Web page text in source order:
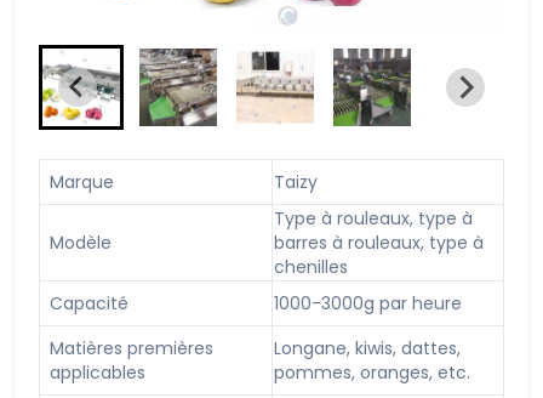
Marque Taizy
Modèle
Type à rouleaux, type à
barres à rouleaux, type à
chenilles
Capacité
1000-3000g par heure
Matières premières
applicables
Longane, kiwis, dattes,
pommes, oranges, etc.